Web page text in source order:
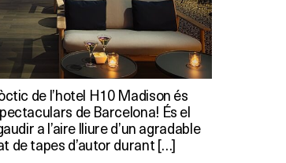
de l’hotel H10 Madison és
de Barcelona! És el
a l’aire lliure d’un agradable
de tapes d’autor durant […]